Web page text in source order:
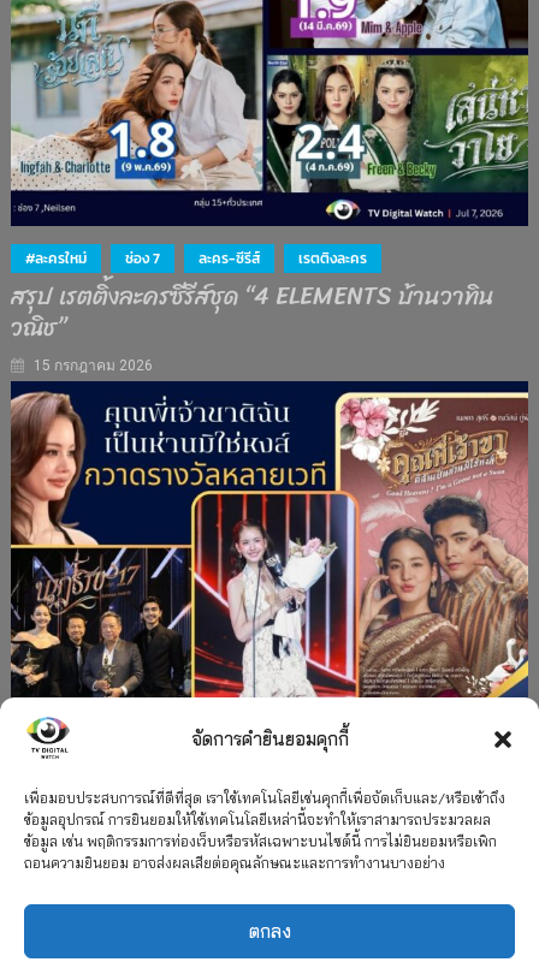
จัดการคำยินยอมคุกกี้
เพื่อมอบประสบการณ์ที่ดีที่สุด เราใช้เทคโนโลยีเช่นคุกกี้เพื่อจัดเก็บและ/หรือเข้าถึง
ข้อมูลอุปกรณ์ การยินยอมให้ใช้เทคโนโลยีเหล่านี้จะทำให้เราสามารถประมวลผล
ข้อมูล เช่น พฤติกรรมการท่องเว็บหรือรหัสเฉพาะบนไซต์นี้ การไม่ยินยอมหรือเพิก
ถอนความยินยอม อาจส่งผลเสียต่อคุณลักษณะและการทำงานบางอย่าง
ตกลง
#ละครใหม่ ช่อง 7 ละคร-ซีรีส์ เรตติงละคร
สรุป เรตติ้งละครซีรีส์ชุด “4 ELEMENTS บ้านวาทิน
วณิช”
15 กรกฎาคม 2026
”คุณพี่เจ้าขาดิฉันเป็นห่านมิใช่หงส์” กวาดรางวัล
เพียบ จาก 8 เวที
2026 TV Digital Watch All Rights Reserved.